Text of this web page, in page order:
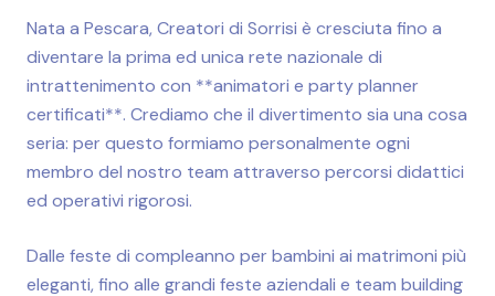
Nata a Pescara, Creatori di Sorrisi è cresciuta fino a
diventare la prima ed unica rete nazionale di
intrattenimento con **animatori e party planner
certificati**. Crediamo che il divertimento sia una cosa
seria: per questo formiamo personalmente ogni
membro del nostro team attraverso percorsi didattici
ed operativi rigorosi.
Dalle feste di compleanno per bambini ai matrimoni più
eleganti, fino alle grandi feste aziendali e team building